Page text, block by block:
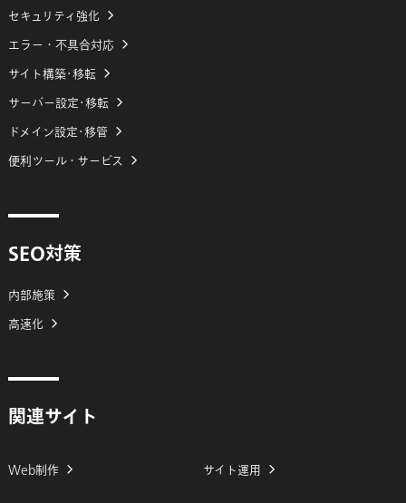
セキュリティ強化
エラー・不具合対応
サイト構築･移転
サーバー設定･移転
ドメイン設定･移管
便利ツール・サービス
SEO対策
内部施策
高速化
関連サイト
Web制作 サイト運用